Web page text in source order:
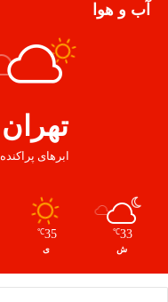
آب و هوا
تهران
ابرهای پراکنده
33
℃
ش
35
℃
ی